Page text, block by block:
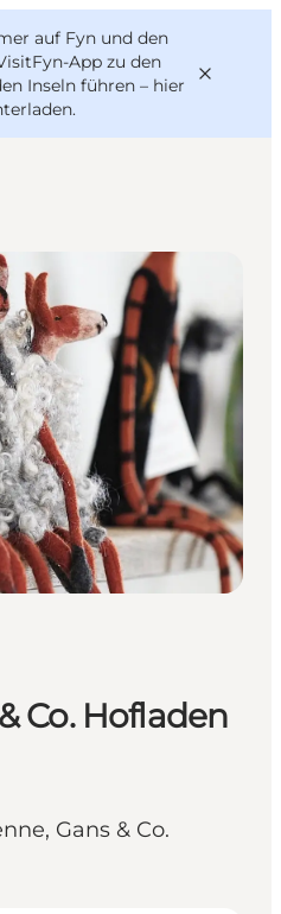
auf Fyn und den
App zu den
Inseln führen – hier
.
Co. Hofladen
Gans & Co.